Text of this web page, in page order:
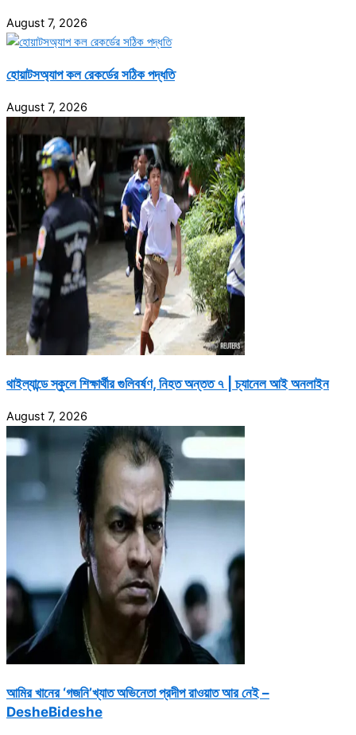
August 7, 2026
হোয়াটসঅ্যাপ কল রেকর্ডের সঠিক পদ্ধতি
August 7, 2026
থাইল্যান্ডে স্কুলে শিক্ষার্থীর গুলিবর্ষণ, নিহত অন্তত ৭ | চ্যানেল আই অনলাইন
August 7, 2026
আমির খানের ‘গজনি’খ্যাত অভিনেতা প্রদীপ রাওয়াত আর নেই –
DesheBideshe